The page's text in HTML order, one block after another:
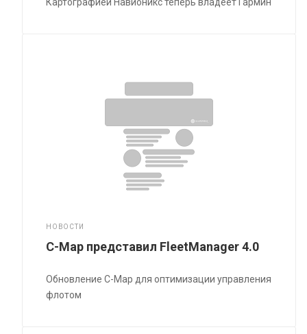
Картографией Навионикс теперь владеет Гармин
НОВОСТИ
C-Map представил FleetManager 4.0
Обновление C-Map для оптимизации управления
флотом